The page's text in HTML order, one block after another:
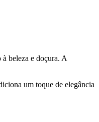
beleza e doçura. A
um toque de elegância